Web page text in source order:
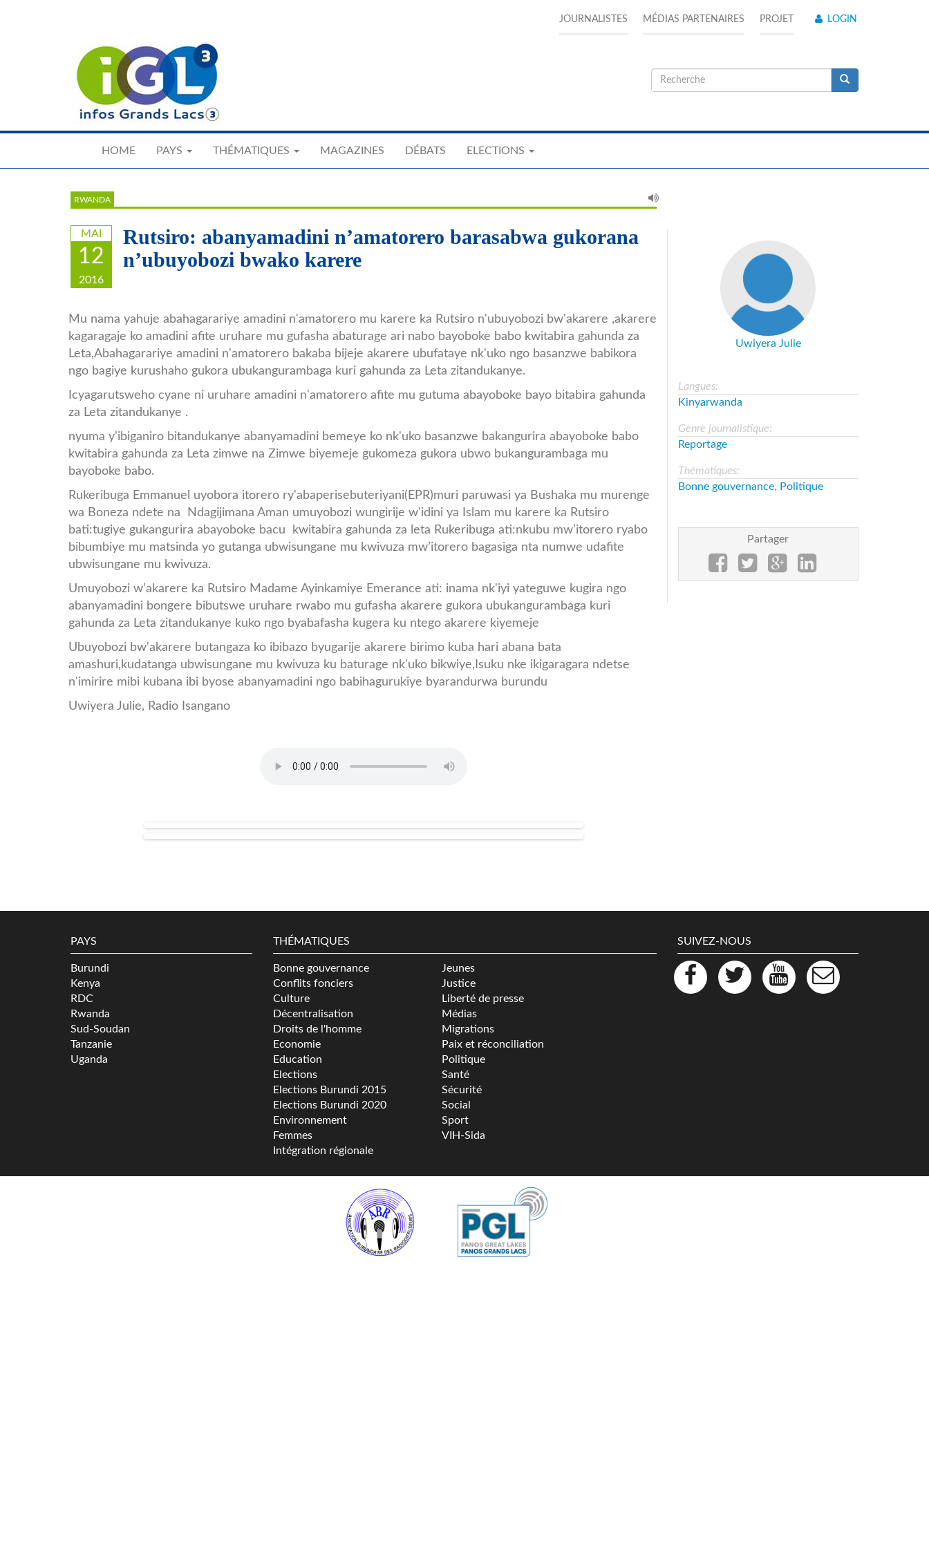
JOURNALISTES MÉDIAS PARTENAIRES PROJET LOGIN
Formulaire
recherche
HOME PAYS THÉMATIQUES MAGAZINES DÉBATS ELECTIONS
RWANDA
MAI
12
2016
Rutsiro: abanyamadini n’amatorero barasabwa gukorana
n’ubuyobozi bwako karere
karongi2.jpg
Mu nama yahuje abahagarariye amadini n'amatorero mu karere ka Rutsiro n'ubuyobozi bw'akarere ,akarere
kagaragaje ko amadini afite uruhare mu gufasha abaturage ari nabo bayoboke babo kwitabira gahunda za
Leta,Abahagarariye amadini n'amatorero bakaba bijeje akarere ubufataye nk'uko ngo basanzwe babikora
ngo bagiye kurushaho gukora ubukangurambaga kuri gahunda za Leta zitandukanye.
Icyagarutsweho cyane ni uruhare amadini n'amatorero afite mu gutuma abayoboke bayo bitabira gahunda
za Leta zitandukanye .
nyuma y'ibiganiro bitandukanye abanyamadini bemeye ko nk'uko basanzwe bakangurira abayoboke babo
kwitabira gahunda za Leta zimwe na Zimwe biyemeje gukomeza gukora ubwo bukangurambaga mu
bayoboke babo.
Rukeribuga Emmanuel uyobora itorero ry'abaperisebuteriyani(EPR)muri paruwasi ya Bushaka mu murenge
wa Boneza ndete na Ndagijimana Aman umuyobozi wungirije w'idini ya Islam mu karere ka Rutsiro
bati:tugiye gukangurira abayoboke bacu kwitabira gahunda za leta Rukeribuga ati:nkubu mw’itorero ryabo
bibumbiye mu matsinda yo gutanga ubwisungane mu kwivuza mw’itorero bagasiga nta numwe udafite
ubwisungane mu kwivuza.
Umuyobozi w’akarere ka Rutsiro Madame Ayinkamiye Emerance ati: inama nk'iyi yateguwe kugira ngo
abanyamadini bongere bibutswe uruhare rwabo mu gufasha akarere gukora ubukangurambaga kuri
gahunda za Leta zitandukanye kuko ngo byabafasha kugera ku ntego akarere kiyemeje
Ubuyobozi bw'akarere butangaza ko ibibazo byugarije akarere birimo kuba hari abana bata
amashuri,kudatanga ubwisungane mu kwivuza ku baturage nk'uko bikwiye,Isuku nke ikigaragara ndetse
n'imirire mibi kubana ibi byose abanyamadini ngo babihagurukiye byarandurwa burundu
Uwiyera Julie, Radio Isangano
INKURU_UBUFATANYE_BWABANYAMADINI_BY_JULIE.mp3
karongi2.jpg
karongi1.jpg
Uwiyera Julie
Langues:
Kinyarwanda
Genre journalistique:
Reportage
Thématiques:
Bonne gouvernance, Politique
Partager
PAYS
Burundi
Kenya
RDC
Rwanda
Sud-Soudan
Tanzanie
Uganda
THÉMATIQUES
Bonne gouvernance
Conflits fonciers
Culture
Décentralisation
Droits de l'homme
Economie
Education
Elections
Elections Burundi 2015
Elections Burundi 2020
Environnement
Femmes
Intégration régionale
Jeunes
Justice
Liberté de presse
Médias
Migrations
Paix et réconciliation
Politique
Santé
Sécurité
Social
Sport
VIH-Sida
SUIVEZ-NOUS